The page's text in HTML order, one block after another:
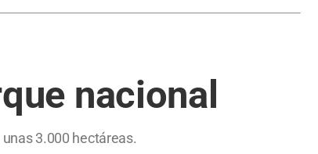
nacional
3.000 hectáreas.